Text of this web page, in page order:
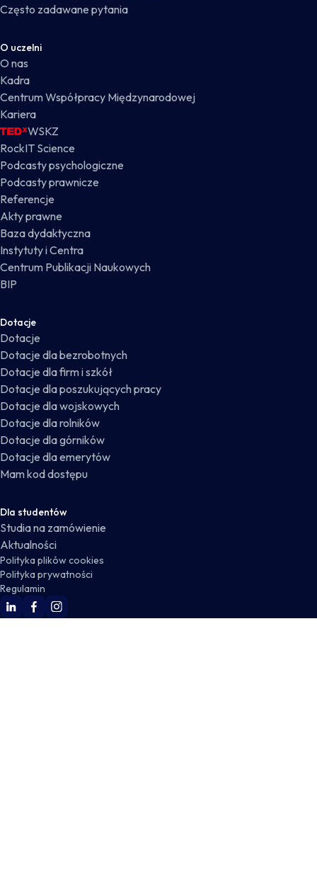
Często zadawane pytania
O uczelni
O nas
Kadra
Centrum Współpracy Międzynarodowej
Kariera
WSKZ
RockIT Science
Podcasty psychologiczne
Podcasty prawnicze
Referencje
Akty prawne
Baza dydaktyczna
Instytuty i Centra
Centrum Publikacji Naukowych
BIP
Dotacje
Dotacje
Dotacje dla bezrobotnych
Dotacje dla firm i szkół
Dotacje dla poszukujących pracy
Dotacje dla wojskowych
Dotacje dla rolników
Dotacje dla górników
Dotacje dla emerytów
Mam kod dostępu
Dla studentów
Studia na zamówienie
Aktualności
Polityka plików cookies
Polityka prywatności
Regulamin
WSKZ Linkedin
WSKZ Facebook
WSKZ Instagram